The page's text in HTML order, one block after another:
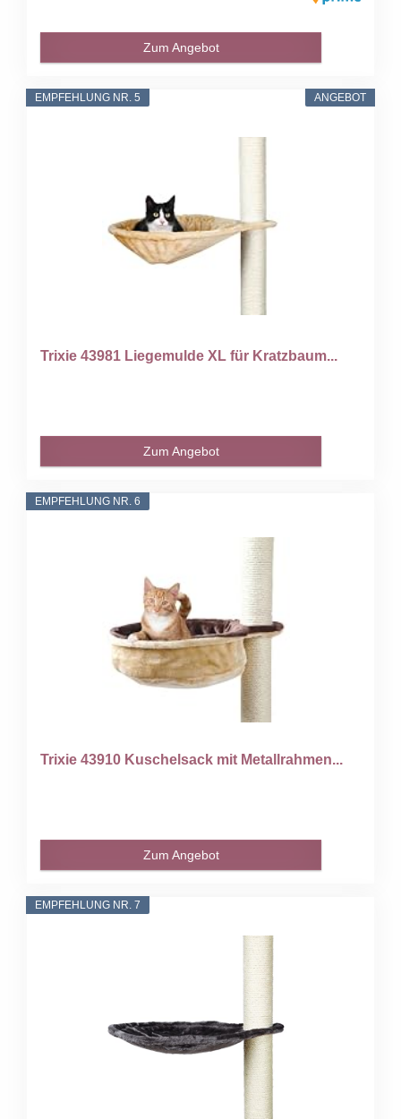
Zum Angebot
ANGEBOT
EMPFEHLUNG NR. 5
Trixie 43981 Liegemulde XL für Kratzbaum...
Zum Angebot
EMPFEHLUNG NR. 6
Trixie 43910 Kuschelsack mit Metallrahmen...
Zum Angebot
EMPFEHLUNG NR. 7